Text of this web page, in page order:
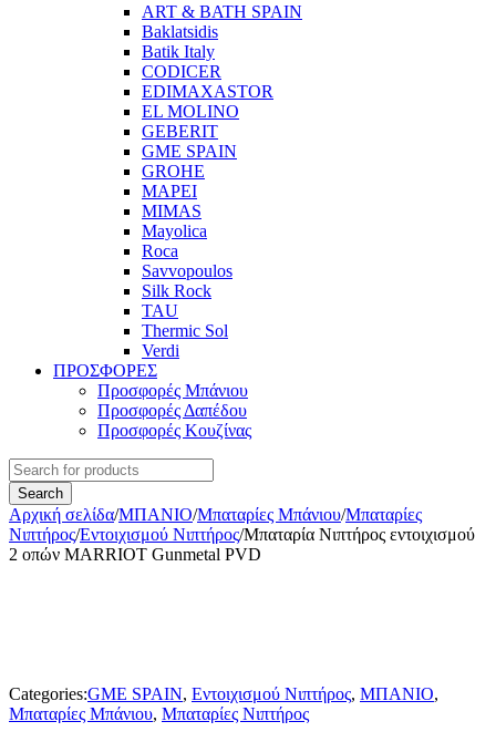
ART & BATH SPAIN
Baklatsidis
Batik Italy
CODICER
EDIMAXASTOR
EL MOLINO
GEBERIT
GME SPAIN
GROHE
MAPEI
MIMAS
Mayolica
Roca
Savvopoulos
Silk Rock
TAU
Thermic Sol
Verdi
ΠΡΟΣΦΟΡΕΣ
Προσφορές Μπάνιου
Προσφορές Δαπέδου
Προσφορές Κουζίνας
Αρχική σελίδα/ΜΠΑΝΙΟ/Μπαταρίες Μπάνιου/Μπαταρίες
Νιπτήρος/Εντοιχισμού Νιπτήρος/Μπαταρία Νιπτήρος εντοιχισμού
2 οπών MARRIOT Gunmetal PVD
Categories:GME SPAIN, Εντοιχισμού Νιπτήρος, ΜΠΑΝΙΟ,
Μπαταρίες Μπάνιου, Μπαταρίες Νιπτήρος